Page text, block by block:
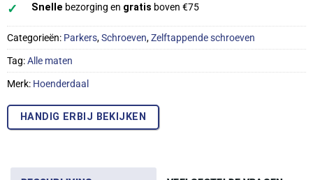
✓ Snelle bezorging en gratis boven €75
Categorieën: Parkers,Schroeven,Zelftappende schroeven
Tag:Alle maten
Merk: Hoenderdaal
HANDIG ERBIJ BEKIJKEN